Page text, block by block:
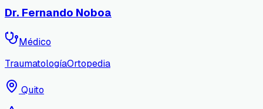
Dr. Fernando Noboa
Médico
TraumatologíaOrtopedia
Quito